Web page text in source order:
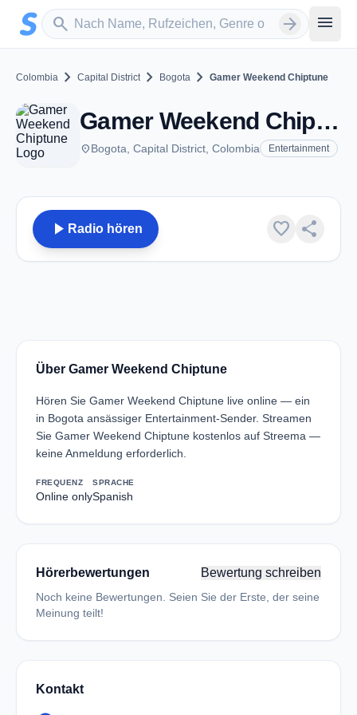
Zum Hauptinhalt springen
search
Sender suchen arrow_forward menu
Colombia chevron_right Capital District chevron_right Bogota chevron_right Gamer Weekend Chiptune
Gamer Weekend Chiptune - Bogota
placeBogota, Capital District, Colombia Entertainment
play_arrow Radio hören favorite share
Über Gamer Weekend Chiptune
Hören Sie Gamer Weekend Chiptune live online — ein
in Bogota ansässiger Entertainment-Sender. Streamen
Sie Gamer Weekend Chiptune kostenlos auf Streema —
keine Anmeldung erforderlich.
FREQUENZ
Online only
SPRACHE
Spanish
Hörerbewertungen Bewertung schreiben
Noch keine Bewertungen. Seien Sie der Erste, der seine
Meinung teilt!
Kontakt